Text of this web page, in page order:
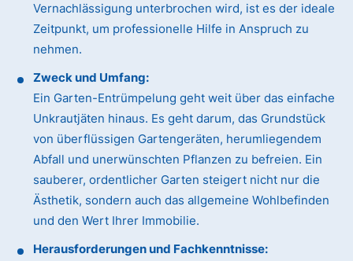
Vernachlässigung unterbrochen wird, ist es der ideale
Zeitpunkt, um professionelle Hilfe in Anspruch zu
nehmen.
Zweck und Umfang:
Ein Garten-Entrümpelung geht weit über das einfache
Unkrautjäten hinaus. Es geht darum, das Grundstück
von überflüssigen Gartengeräten, herumliegendem
Abfall und unerwünschten Pflanzen zu befreien. Ein
sauberer, ordentlicher Garten steigert nicht nur die
Ästhetik, sondern auch das allgemeine Wohlbefinden
und den Wert Ihrer Immobilie.
Herausforderungen und Fachkenntnisse: